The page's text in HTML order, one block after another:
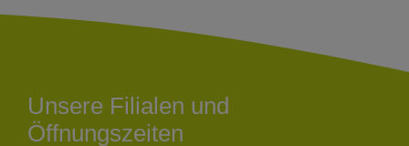
Unsere Filialen und
Öffnungszeiten